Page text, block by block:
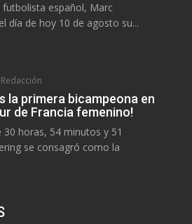
futbolista español, Marc
día de hoy 10 de agosto su...
la primera bicampeona en
de Francia femenino!
30 horas, 54 minutos y 51
se consagró como la